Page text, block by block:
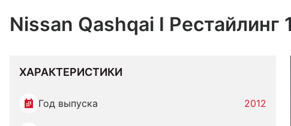
Nissan Qashqai I Рестайлинг
ХАРАКТЕРИСТИКИ
Год выпуска 2012